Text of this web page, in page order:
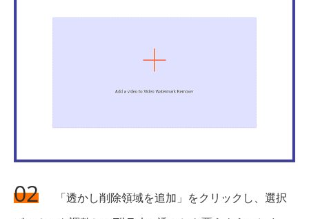
02
「透かし削除領域を追加」をクリックし、選択